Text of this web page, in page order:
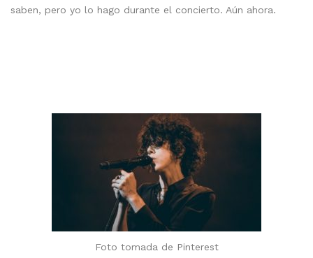
saben, pero yo lo hago durante el concierto. Aún ahora.
Foto tomada de Pinterest